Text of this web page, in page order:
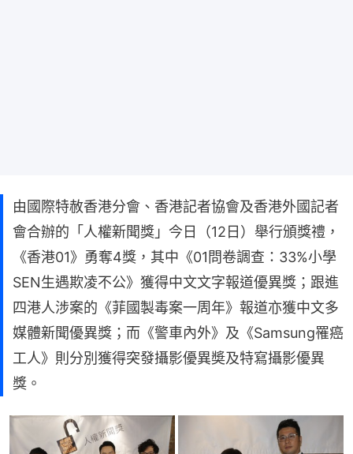
由國際特赦香港分會、香港記者協會及香港外國記者
會合辦的「人權新聞獎」今日（12日）舉行頒獎禮，
《香港01》勇奪4獎，其中《01問卷調查：33%小學
SEN生遇欺凌不公》獲得中文文字報道優異獎；跟進
四港人涉案的《菲國製毒案一周年》報道亦獲中文多
媒體新聞優異獎；而《警車內外》及《Samsung罹癌
工人》則分別獲得突發攝影優異奬及特寫攝影優異
獎。